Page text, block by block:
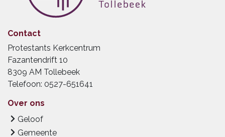
Contact
Protestants Kerkcentrum
Fazantendrift 10
8309 AM Tollebeek
Telefoon: 0527-651641
Over ons
Geloof
Gemeente